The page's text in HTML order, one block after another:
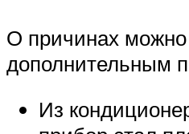
О причинах можно
дополнительным
Из